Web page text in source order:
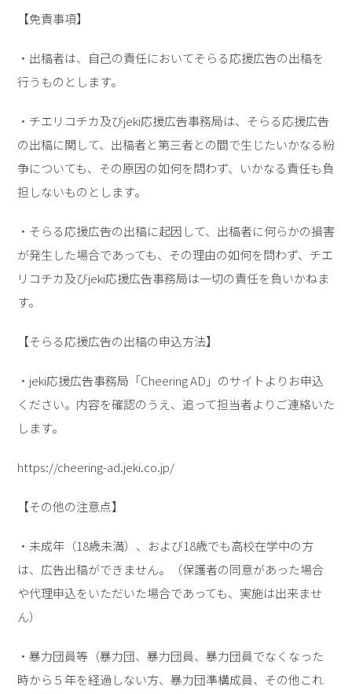
【免責事項】
・出稿者は、自己の責任においてそらる応援広告の出稿を
行うものとします。
・チエリコチカ及びjeki応援広告事務局は、そらる応援広告
の出稿に関して、出稿者と第三者との間で生じたいかなる紛
争についても、その原因の如何を問わず、いかなる責任も負
担しないものとします。
・そらる応援広告の出稿に起因して、出稿者に何らかの損害
が発生した場合であっても、その理由の如何を問わず、チエ
リコチカ及びjeki応援広告事務局は一切の責任を負いかねま
す。
【そらる応援広告の出稿の申込方法】
・jeki応援広告事務局「Cheering AD」のサイトよりお申込
ください。内容を確認のうえ、追って担当者よりご連絡いた
します。
https://cheering-ad.jeki.co.jp/
【その他の注意点】
・未成年（18歳未満）、および18歳でも高校在学中の方
は、広告出稿ができません。（保護者の同意があった場合
や代理申込をいただいた場合であっても、実施は出来ませ
ん）
・暴力団員等（暴力団、暴力団員、暴力団員でなくなった
時から５年を経過しない方、暴力団準構成員、その他これ